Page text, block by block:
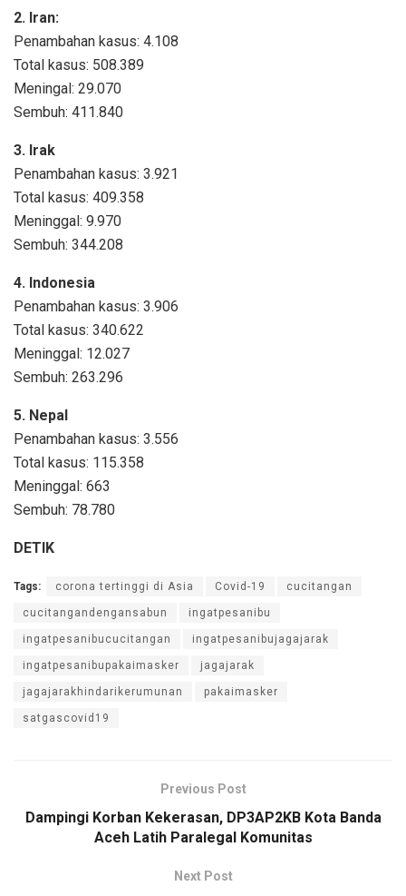
2. Iran:
Penambahan kasus: 4.108
Total kasus: 508.389
Meningal: 29.070
Sembuh: 411.840
3. Irak
Penambahan kasus: 3.921
Total kasus: 409.358
Meninggal: 9.970
Sembuh: 344.208
4. Indonesia
Penambahan kasus: 3.906
Total kasus: 340.622
Meninggal: 12.027
Sembuh: 263.296
5. Nepal
Penambahan kasus: 3.556
Total kasus: 115.358
Meninggal: 663
Sembuh: 78.780
DETIK
Tags: corona tertinggi di Asia Covid-19 cucitangan
cucitangandengansabun ingatpesanibu
ingatpesanibucucitangan ingatpesanibujagajarak
ingatpesanibupakaimasker jagajarak
jagajarakhindarikerumunan pakaimasker
satgascovid19
Previous Post
Dampingi Korban Kekerasan, DP3AP2KB Kota Banda
Aceh Latih Paralegal Komunitas
Next Post